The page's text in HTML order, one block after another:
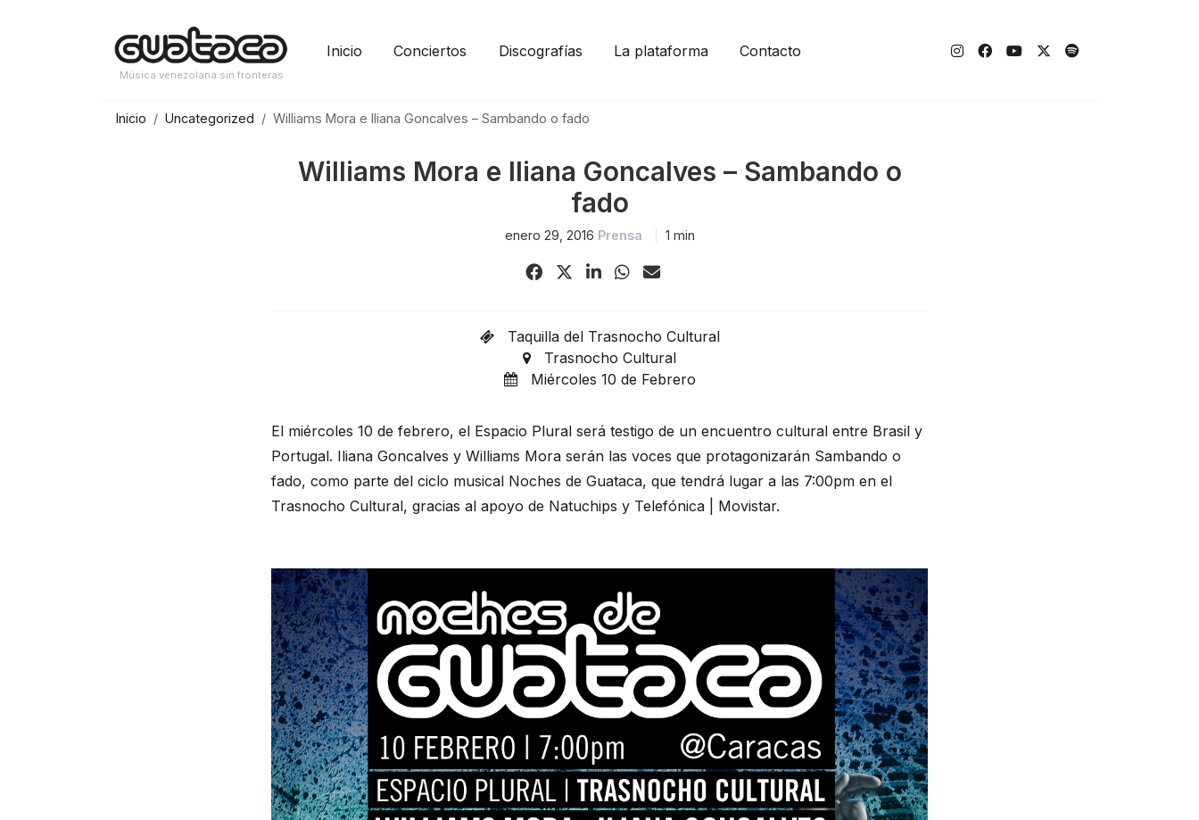
Música venezolana sin fronteras
Inicio Conciertos Discografías La plataforma Contacto
Inicio Uncategorized Williams Mora e Iliana Goncalves – Sambando o fado
Williams Mora e Iliana Goncalves – Sambando o
fado
enero 29, 2016 Prensa 1 min
Share Share
(Twitter)
ShareShareShare
Taquilla del Trasnocho Cultural
Trasnocho Cultural
Miércoles 10 de Febrero
El miércoles 10 de febrero, el Espacio Plural será testigo de un encuentro cultural entre Brasil y
Portugal. Iliana Goncalves y Williams Mora serán las voces que protagonizarán Sambando o
fado, como parte del ciclo musical Noches de Guataca, que tendrá lugar a las 7:00pm en el
Trasnocho Cultural, gracias al apoyo de Natuchips y Telefónica | Movistar.